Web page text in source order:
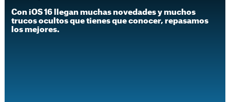
Con iOS 16 llegan muchas novedades y muchos
trucos ocultos que tienes que conocer, repasamos
los mejores.